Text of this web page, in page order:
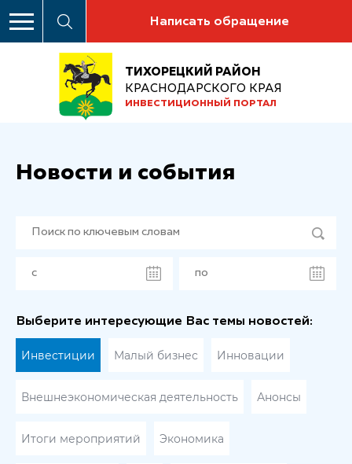
Написать обращение
ТИХОРЕЦКИЙ РАЙОН
КРАСНОДАРСКОГО КРАЯ
ИНВЕСТИЦИОННЫЙ ПОРТАЛ
Новости и события
Выберите интересующие Вас темы новостей:
Инвестиции Малый бизнес Инновации
Внешнеэкономическая деятельность Анонсы
Итоги мероприятий Экономика